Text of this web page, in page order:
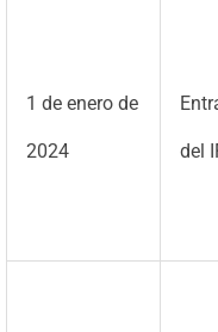
1 de enero de
2024 del